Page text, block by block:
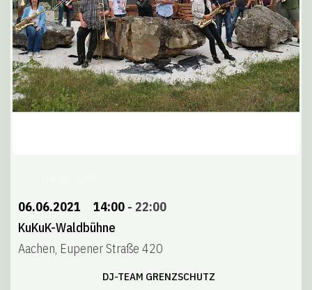
06.06.2021 14:00 - 22:00
KuKuK-Waldbühne
Aachen, Eupener Straße 420
DJ-TEAM GRENZSCHUTZ